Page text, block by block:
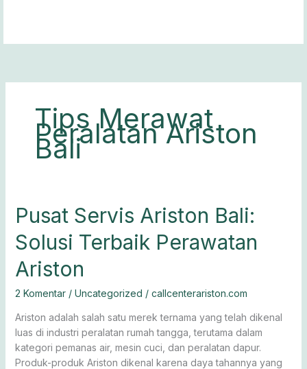
Tips Merawat
Peralatan Ariston
Bali
Pusat Servis Ariston Bali:
Solusi Terbaik Perawatan
Ariston
2 Komentar / Uncategorized / callcenterariston.com
Ariston adalah salah satu merek ternama yang telah dikenal
luas di industri peralatan rumah tangga, terutama dalam
kategori pemanas air, mesin cuci, dan peralatan dapur.
Produk-produk Ariston dikenal karena daya tahannya yang
Pusat
Servis
Ariston
Solusi
Perawatan
Ariston